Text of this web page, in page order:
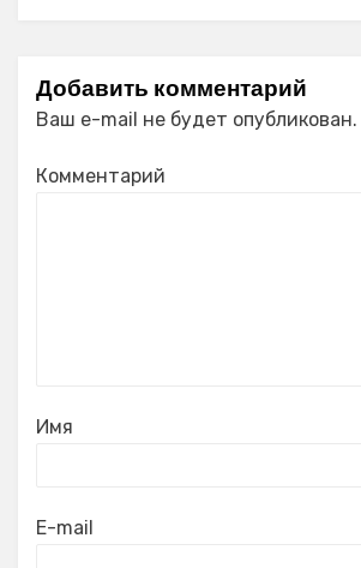
Добавить комментарий
Ваш e-mail не будет опубликован.
Комментарий
Имя
E-mail